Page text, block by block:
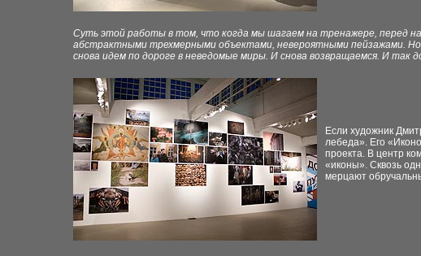
Суть этой работы в том, что когда мы шагаем на тренажере, перед
абстрактными трехмерными объектами, невероятными пейзажами.
снова идем по дороге в неведомые миры. И снова возвращаемся. И так
Если художник
лебеда». Его
проекта. В центр
«иконы». Сквозь
мерцают